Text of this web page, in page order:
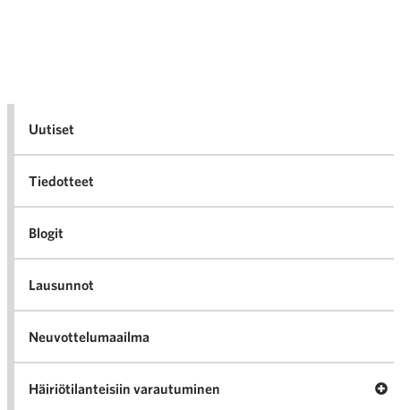
Uutiset
Tiedotteet
Blogit
Lausunnot
Neuvottelumaailma
Häiriötilanteisiin varautuminen